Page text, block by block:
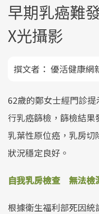
早期乳癌難
X光攝影
撰文者： 優活健康網
62歲的鄭女士經門診
行乳癌篩檢，篩檢結
乳葉性原位癌，乳房
狀況穩定良好。
自我乳房檢查 無法檢
根據衛生福利部死因